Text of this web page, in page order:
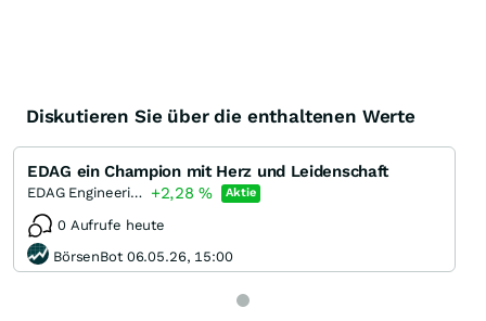
Diskutieren Sie über die enthaltenen Werte
EDAG ein Champion mit Herz und Leidenschaft
EDAG Engineering Group +2,28% Aktie
0 Aufrufe heute
BörsenBot 06.05.26, 15:00